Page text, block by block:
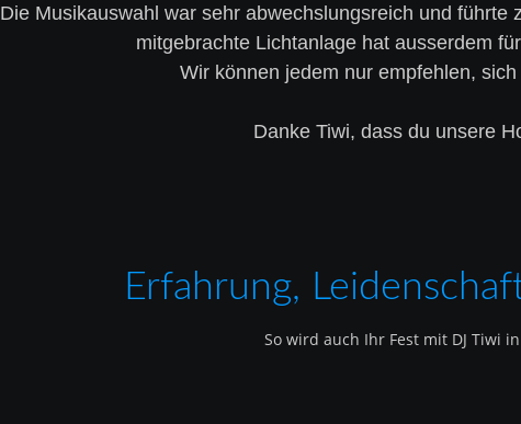
Erfahrung,
So wird auch Ihr Fest mit DJ Tiwi
Die Musikauswahl war sehr abwechslungsreich und
mitgebrachte Lichtanlage hat ausserdem
Wir können jedem nur empfehlen,
Danke Tiwi, dass du unsere